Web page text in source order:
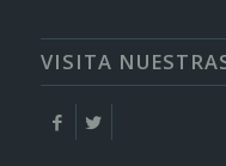
VISITA